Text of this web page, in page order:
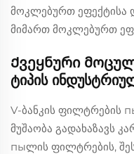
მოკლებურთ ეფექტისა
მიმართ მოკლებურთ
Ქვეყნური
ტიპის
V-ბანკის ფილტრების
მუშაობა გადახაზავს
пыლის ფილტრების,